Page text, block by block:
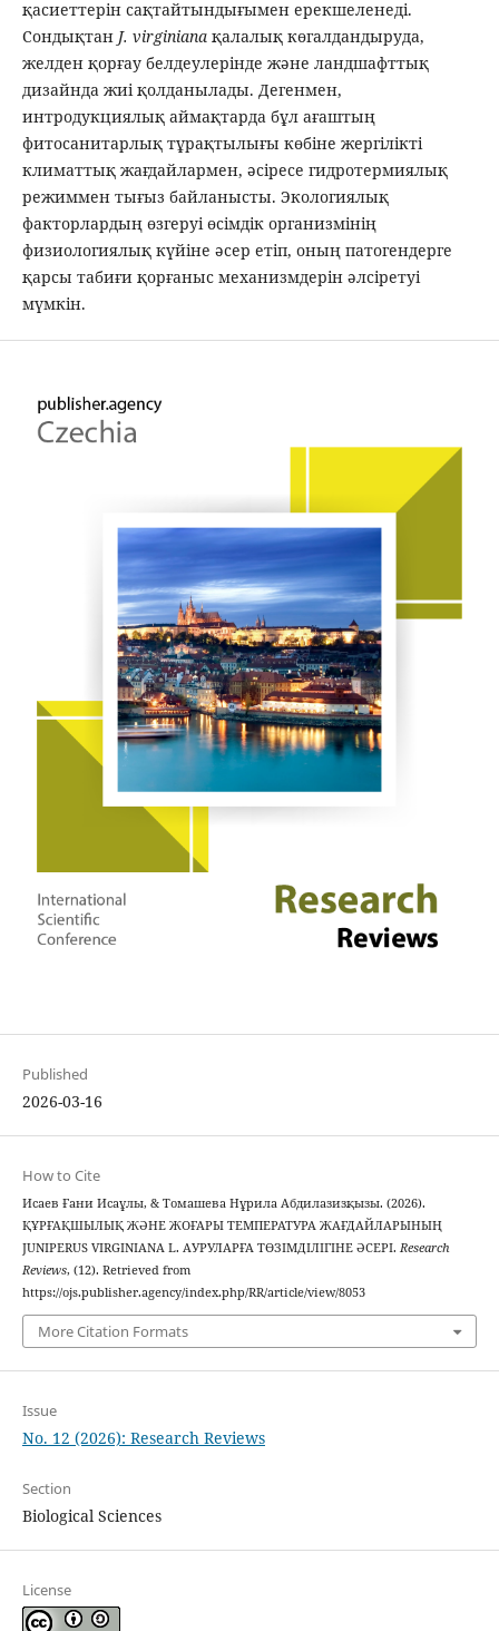
қасиеттерін сақтайтындығымен ерекшеленеді.
Сондықтан J. virginianaқалалық көгалдандыруда,
желден қорғау белдеулерінде және ландшафттық
дизайнда жиі қолданылады. Дегенмен,
интродукциялық аймақтарда бұл ағаштың
фитосанитарлық тұрақтылығы көбіне жергілікті
климаттық жағдайлармен, әсіресе гидротермиялық
режиммен тығыз байланысты. Экологиялық
факторлардың өзгеруі өсімдік организмінің
физиологиялық күйіне әсер етіп, оның патогендерге
қарсы табиғи қорғаныс механизмдерін әлсіретуі
мүмкін.
Published
2026-03-16
How to Cite
Исаев Ғани Исаұлы, & Томашева Нұрила Абдилазизқызы. (2026).
ҚҰРҒАҚШЫЛЫҚ ЖӘНЕ ЖОҒАРЫ ТЕМПЕРАТУРА ЖАҒДАЙЛАРЫНЫҢ
JUNIPERUS VIRGINIANA L. АУРУЛАРҒА ТӨЗІМДІЛІГІНЕ ӘСЕРІ. Research
Reviews, (12). Retrieved from
https://ojs.publisher.agency/index.php/RR/article/view/8053
More Citation Formats
Issue
No. 12 (2026): Research Reviews
Section
Biological Sciences
License